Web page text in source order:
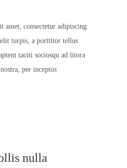
amet, consectetur adipiscing
turpis, a porttitor tellus
taciti sociosqu ad litora
per inceptos
nulla